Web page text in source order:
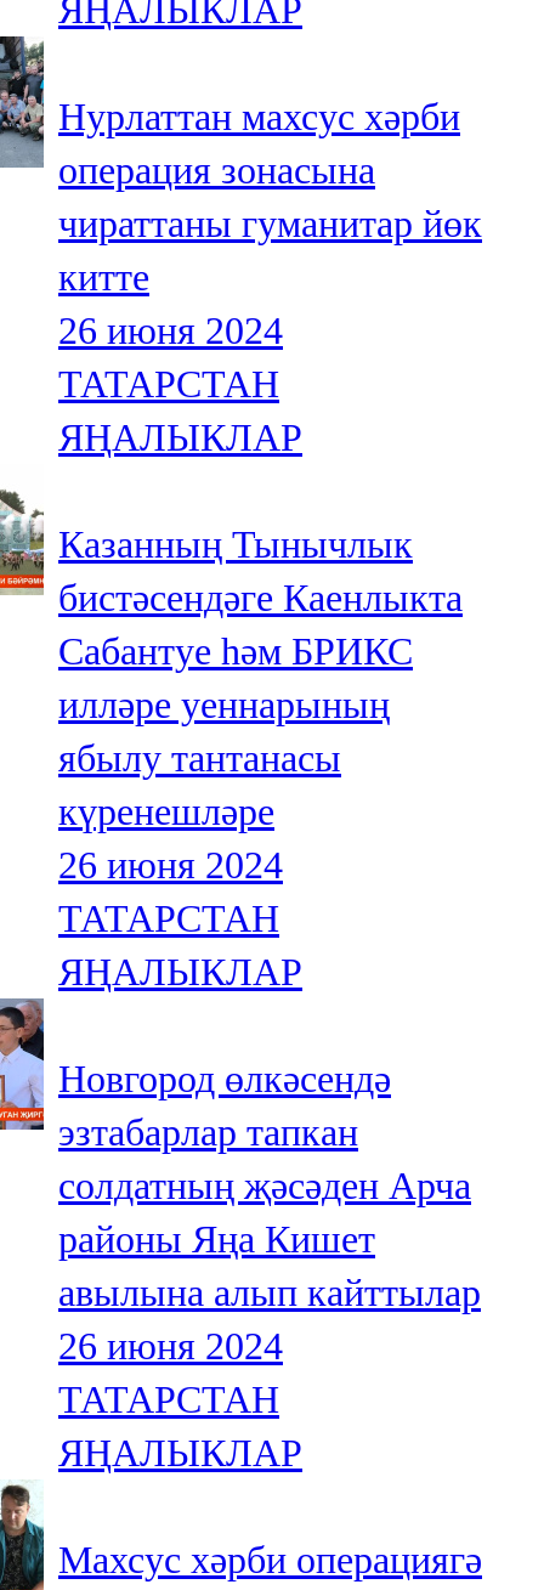
ЯҢАЛЫКЛАР
Нурлаттан махсус хәрби
операция зонасына
чираттаны гуманитар йөк
китте
26 июня 2024
ТАТАРСТАН
ЯҢАЛЫКЛАР
Казанның Тынычлык
бистәсендәге Каенлыкта
Сабантуе һәм БРИКС
илләре уеннарының
ябылу тантанасы
күренешләре
26 июня 2024
ТАТАРСТАН
ЯҢАЛЫКЛАР
Новгород өлкәсендә
эзтабарлар тапкан
солдатның җәсәден Арча
районы Яңа Кишет
авылына алып кайттылар
26 июня 2024
ТАТАРСТАН
ЯҢАЛЫКЛАР
Махсус хәрби операциягә